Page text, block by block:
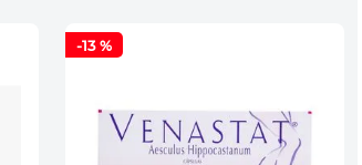
-13 %